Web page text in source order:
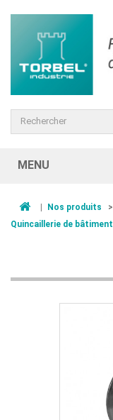
MENU
| Nos produits >
Quincaillerie de bâtiment